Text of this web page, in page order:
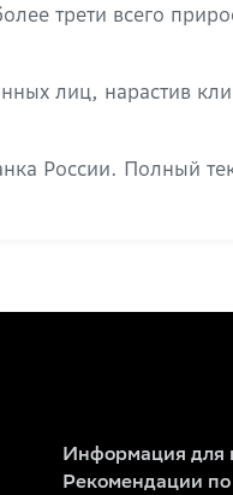
трети всего
лиц, нарастив
России. Полный
Информация для
Рекомендации